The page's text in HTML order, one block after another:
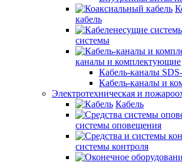
кабель
системы
каналы и комплектующие
Кабель-каналы
Кабель-каналы и
Электротехническая и
Кабель
системы оповещения
системы контроля